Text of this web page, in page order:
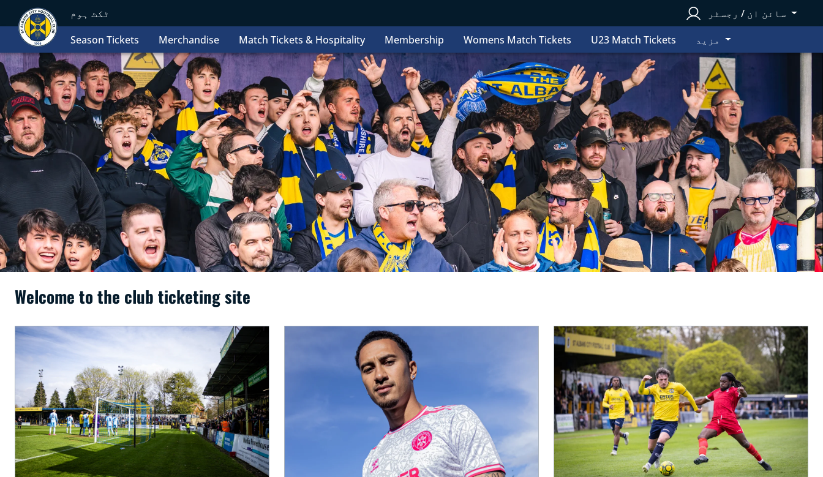
ٹکٹ ہوم
Season Tickets
Merchandise Match Tickets & Hospitality Membership Womens Match Tickets U23 Match Tickets
Welcome to the club ticketing site